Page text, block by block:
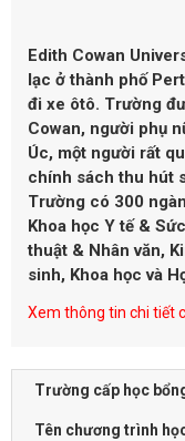
Edith Cowan
lạc ở thành phố
đi xe ôtô. Trường
Cowan, người phụ
Úc, một người rất
chính sách thu hút
Trường có 300
Khoa học Y tế &
thuật & Nhân văn,
sinh, Khoa học và
Xem thông tin chi tiết
Trường cấp học
Tên chương trình